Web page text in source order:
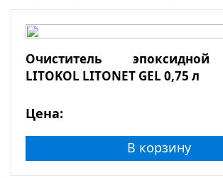
Очиститель
LITOKOL LITONET GEL 0,75 л
Цена:
В корзину